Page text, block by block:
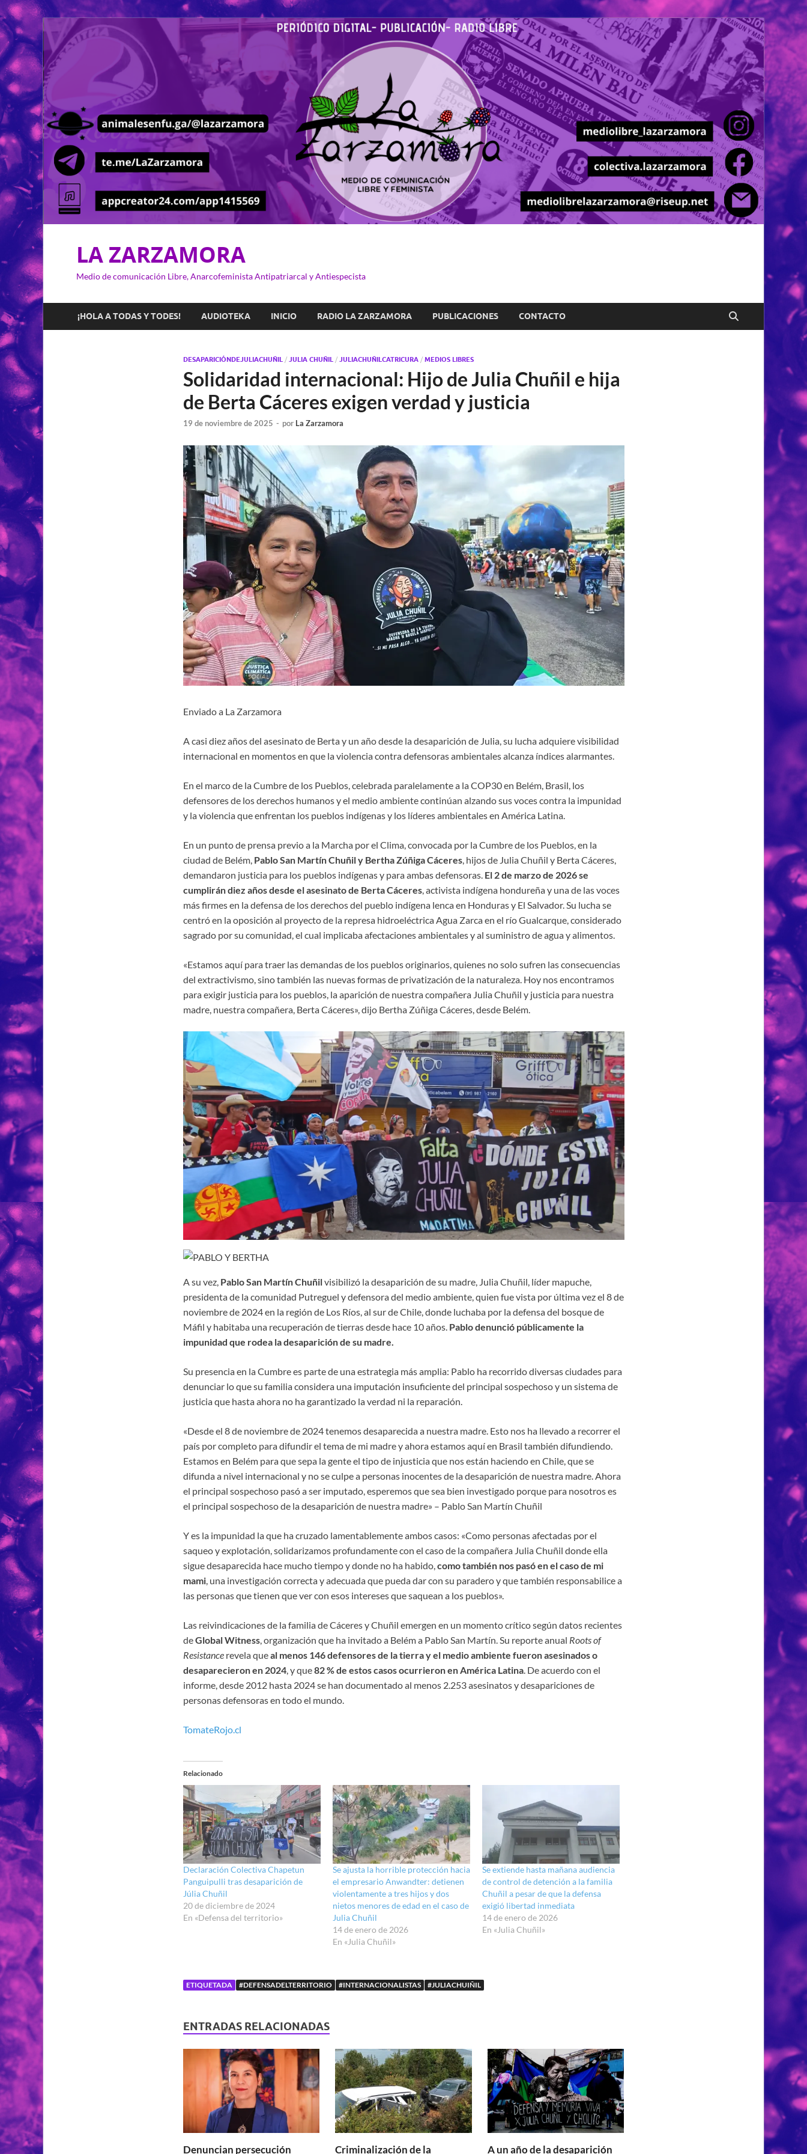
LA ZARZAMORA
Medio de comunicación Libre, Anarcofeminista Antipatriarcal y Antiespecista
¡HOLA A TODAS Y TODES! AUDIOTEKA INICIO RADIO LA ZARZAMORA PUBLICACIONES CONTACTO
DESAPARICIÓNDEJULIACHUÑIL / JULIA CHUÑIL / JULIACHUÑILCATRICURA/ MEDIOS LIBRES
Solidaridad internacional: Hijo de Julia Chuñil e hija
de Berta Cáceres exigen verdad y justicia
19 de noviembre de 2025 - por La Zarzamora
Enviado a La Zarzamora
A casi diez años del asesinato de Berta y un año desde la desaparición de Julia, su lucha adquiere visibilidad
internacional en momentos en que la violencia contra defensoras ambientales alcanza índices alarmantes.
En el marco de la Cumbre de los Pueblos, celebrada paralelamente a la COP30 en Belém, Brasil, los
defensores de los derechos humanos y el medio ambiente continúan alzando sus voces contra la impunidad
y la violencia que enfrentan los pueblos indígenas y los líderes ambientales en América Latina.
En un punto de prensa previo a la Marcha por el Clima, convocada por la Cumbre de los Pueblos, en la
ciudad de Belém, Pablo San Martín Chuñil y Bertha Zúñiga Cáceres, hijos de Julia Chuñil y Berta Cáceres,
demandaron justicia para los pueblos indígenas y para ambas defensoras. El 2 de marzo de 2026 se
cumplirán diez años desde el asesinato de Berta Cáceres, activista indígena hondureña y una de las voces
más firmes en la defensa de los derechos del pueblo indígena lenca en Honduras y El Salvador. Su lucha se
centró en la oposición al proyecto de la represa hidroeléctrica Agua Zarca en el río Gualcarque, considerado
sagrado por su comunidad, el cual implicaba afectaciones ambientales y al suministro de agua y alimentos.
«Estamos aquí para traer las demandas de los pueblos originarios, quienes no solo sufren las consecuencias
del extractivismo, sino también las nuevas formas de privatización de la naturaleza. Hoy nos encontramos
para exigir justicia para los pueblos, la aparición de nuestra compañera Julia Chuñil y justicia para nuestra
madre, nuestra compañera, Berta Cáceres», dijo Bertha Zúñiga Cáceres, desde Belém.
A su vez, Pablo San Martín Chuñilvisibilizó la desaparición de su madre, Julia Chuñil, líder mapuche,
presidenta de la comunidad Putreguel y defensora del medio ambiente, quien fue vista por última vez el 8 de
noviembre de 2024 en la región de Los Ríos, al sur de Chile, donde luchaba por la defensa del bosque de
Máfil y habitaba una recuperación de tierras desde hace 10 años. Pablo denunció públicamente la
impunidad que rodea la desaparición de su madre.
Su presencia en la Cumbre es parte de una estrategia más amplia: Pablo ha recorrido diversas ciudades para
denunciar lo que su familia considera una imputación insuficiente del principal sospechoso y un sistema de
justicia que hasta ahora no ha garantizado la verdad ni la reparación.
«Desde el 8 de noviembre de 2024 tenemos desaparecida a nuestra madre. Esto nos ha llevado a recorrer el
país por completo para difundir el tema de mi madre y ahora estamos aquí en Brasil también difundiendo.
Estamos en Belém para que sepa la gente el tipo de injusticia que nos están haciendo en Chile, que se
difunda a nivel internacional y no se culpe a personas inocentes de la desaparición de nuestra madre. Ahora
el principal sospechoso pasó a ser imputado, esperemos que sea bien investigado porque para nosotros es
el principal sospechoso de la desaparición de nuestra madre» – Pablo San Martín Chuñil
Y es la impunidad la que ha cruzado lamentablemente ambos casos: «Como personas afectadas por el
saqueo y explotación, solidarizamos profundamente con el caso de la compañera Julia Chuñil donde ella
sigue desaparecida hace mucho tiempo y donde no ha habido, como también nos pasó en el caso de mi
mami, una investigación correcta y adecuada que pueda dar con su paradero y que también responsabilice a
las personas que tienen que ver con esos intereses que saquean a los pueblos».
Las reivindicaciones de la familia de Cáceres y Chuñil emergen en un momento crítico según datos recientes
deGlobal Witness, organización que ha invitado a Belém a Pablo San Martín. Su reporte anual Roots of
Resistancerevela queal menos 146 defensores de la tierra y el medio ambiente fueron asesinados o
desaparecieron en 2024, y que82 % de estos casos ocurrieron en América Latina. De acuerdo con el
informe, desde 2012 hasta 2024 se han documentado al menos 2.253 asesinatos y desapariciones de
personas defensoras en todo el mundo.
TomateRojo.cl
Relacionado
Declaración Colectiva Chapetun
Panguipulli tras desaparición de
Júlia Chuñil
20 de diciembre de 2024
En «Defensa del territorio»
Se ajusta la horrible protección hacia
el empresario Anwandter: detienen
violentamente a tres hijos y dos
nietos menores de edad en el caso de
Julia Chuñil
14 de enero de 2026
En «Julia Chuñil»
Se extiende hasta mañana audiencia
de control de detención a la familia
Chuñil a pesar de que la defensa
exigió libertad inmediata
14 de enero de 2026
En «Julia Chuñil»
ETIQUETADA #DEFENSADELTERRITORIO #INTERNACIONALISTAS #JULIACHUIÑIL
ENTRADAS RELACIONADAS
Denuncian persecución Criminalización de la A un año de la desaparición